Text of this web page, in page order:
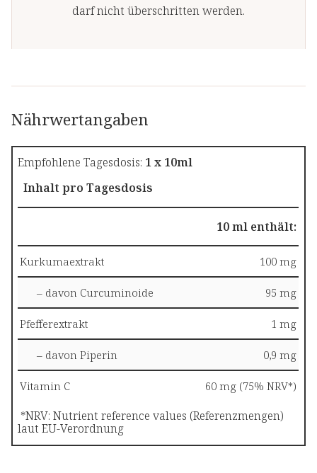
darf nicht überschritten werden.
Nährwertangaben
Empfohlene Tagesdosis: 1 x 10ml
Inhalt pro Tagesdosis
10 ml enthält:
Kurkumaextrakt 100 mg
– davon Curcuminoide 95 mg
Pfefferextrakt 1 mg
– davon Piperin 0,9 mg
Vitamin C 60 mg (75% NRV*)
*NRV: Nutrient reference values (Referenzmengen)
laut EU-Verordnung